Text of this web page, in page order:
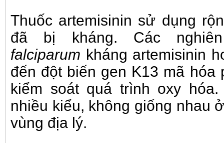
Thuốc artemisinin sử dụng
đã bị kháng. Các
falciparum kháng artemisinin
đến đột biến gen K13 mã hóa
kiểm soát quá trình oxy
nhiều kiểu, không giống nhau
vùng địa lý.